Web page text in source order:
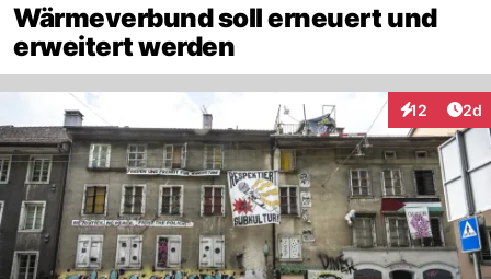
Wärmeverbund soll erneuert und
erweitert werden
12
Interaktionen
2d